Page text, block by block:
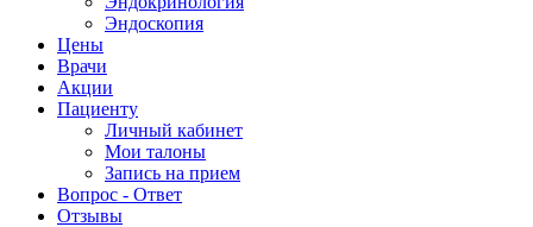
Эндоскопия
Цены
Врачи
Акции
Пациенту
Личный кабинет
Мои талоны
Запись на прием
Вопрос - Ответ
Отзывы